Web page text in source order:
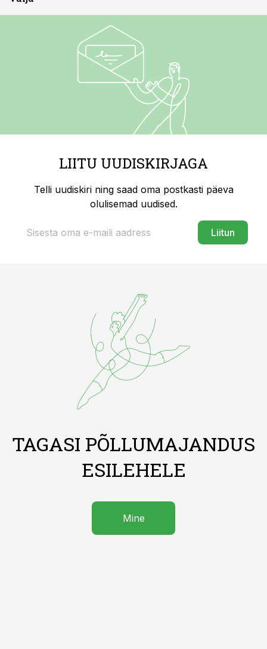
LIITU UUDISKIRJAGA
Telli uudiskiri ning saad oma postkasti päeva
olulisemad uudised.
Liitun
TAGASI PÕLLUMAJANDUS
ESILEHELE
Mine